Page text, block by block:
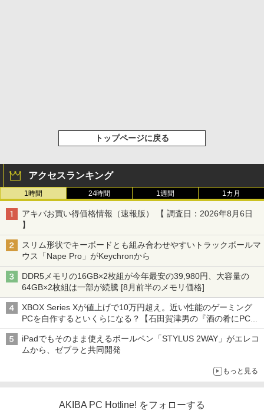
トップページに戻る
アクセスランキング
1時間 24時間 1週間 1カ月
アキバお買い得価格情報（速報版） 【 調査日：2026年8月6日
】
スリム形状でキーボードとも組み合わせやすいトラックボールマ
ウス「Nape Pro」がKeychronから
DDR5メモリの16GB×2枚組が今年最安の39,980円、大容量の
64GB×2枚組は一部が続騰 [8月前半のメモリ価格]
XBOX Series Xが値上げで10万円超え。近い性能のゲーミング
PCを自作するといくらになる？【石田賀津男の『酒の肴にPCゲ
ーム』】
iPadでもそのまま使えるボールペン「STYLUS 2WAY」がエレコ
ムから、ゼブラと共同開発
もっと見る
AKIBA PC Hotline! をフォローする